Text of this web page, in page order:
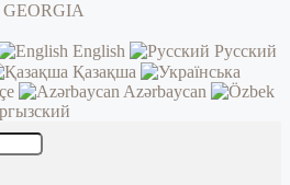
English
Русский
Қазақша
Azərbaycan